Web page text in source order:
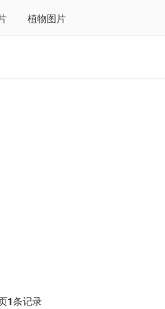
植物图片
1条记录